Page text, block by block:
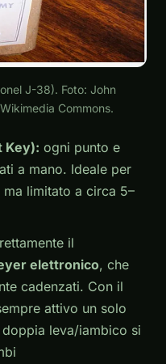
J-38). Foto: John
Commons.
Key): ogni punto e
a mano. Ideale per
limitato a circa 5–
il
elettronico, che
cadenzati. Con il
attivo un solo
leva/iambico si